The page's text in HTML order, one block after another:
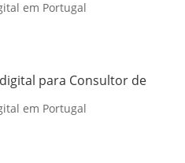
em Portugal
para Consultor de
em Portugal